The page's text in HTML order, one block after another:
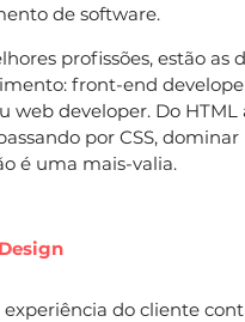
de software.
profissões, estão as
front-end
web developer. Do HTML
por CSS,
é uma mais-valia.
experiência do cliente